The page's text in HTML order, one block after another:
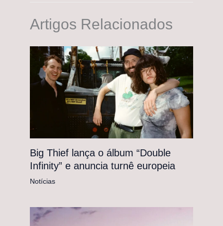
Artigos Relacionados
Big Thief lança o álbum “Double
Infinity” e anuncia turnê europeia
Notícias